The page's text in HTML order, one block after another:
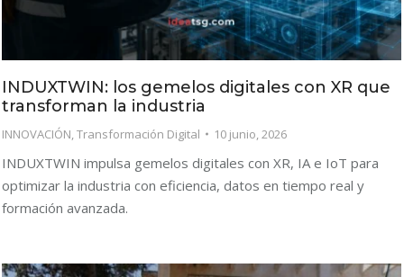
INDUXTWIN: los gemelos digitales con XR que
transforman la industria
INNOVACIÓN,Transformación Digital 10 junio, 2026
INDUXTWIN impulsa gemelos digitales con XR, IA e IoT para
optimizar la industria con eficiencia, datos en tiempo real y
formación avanzada.